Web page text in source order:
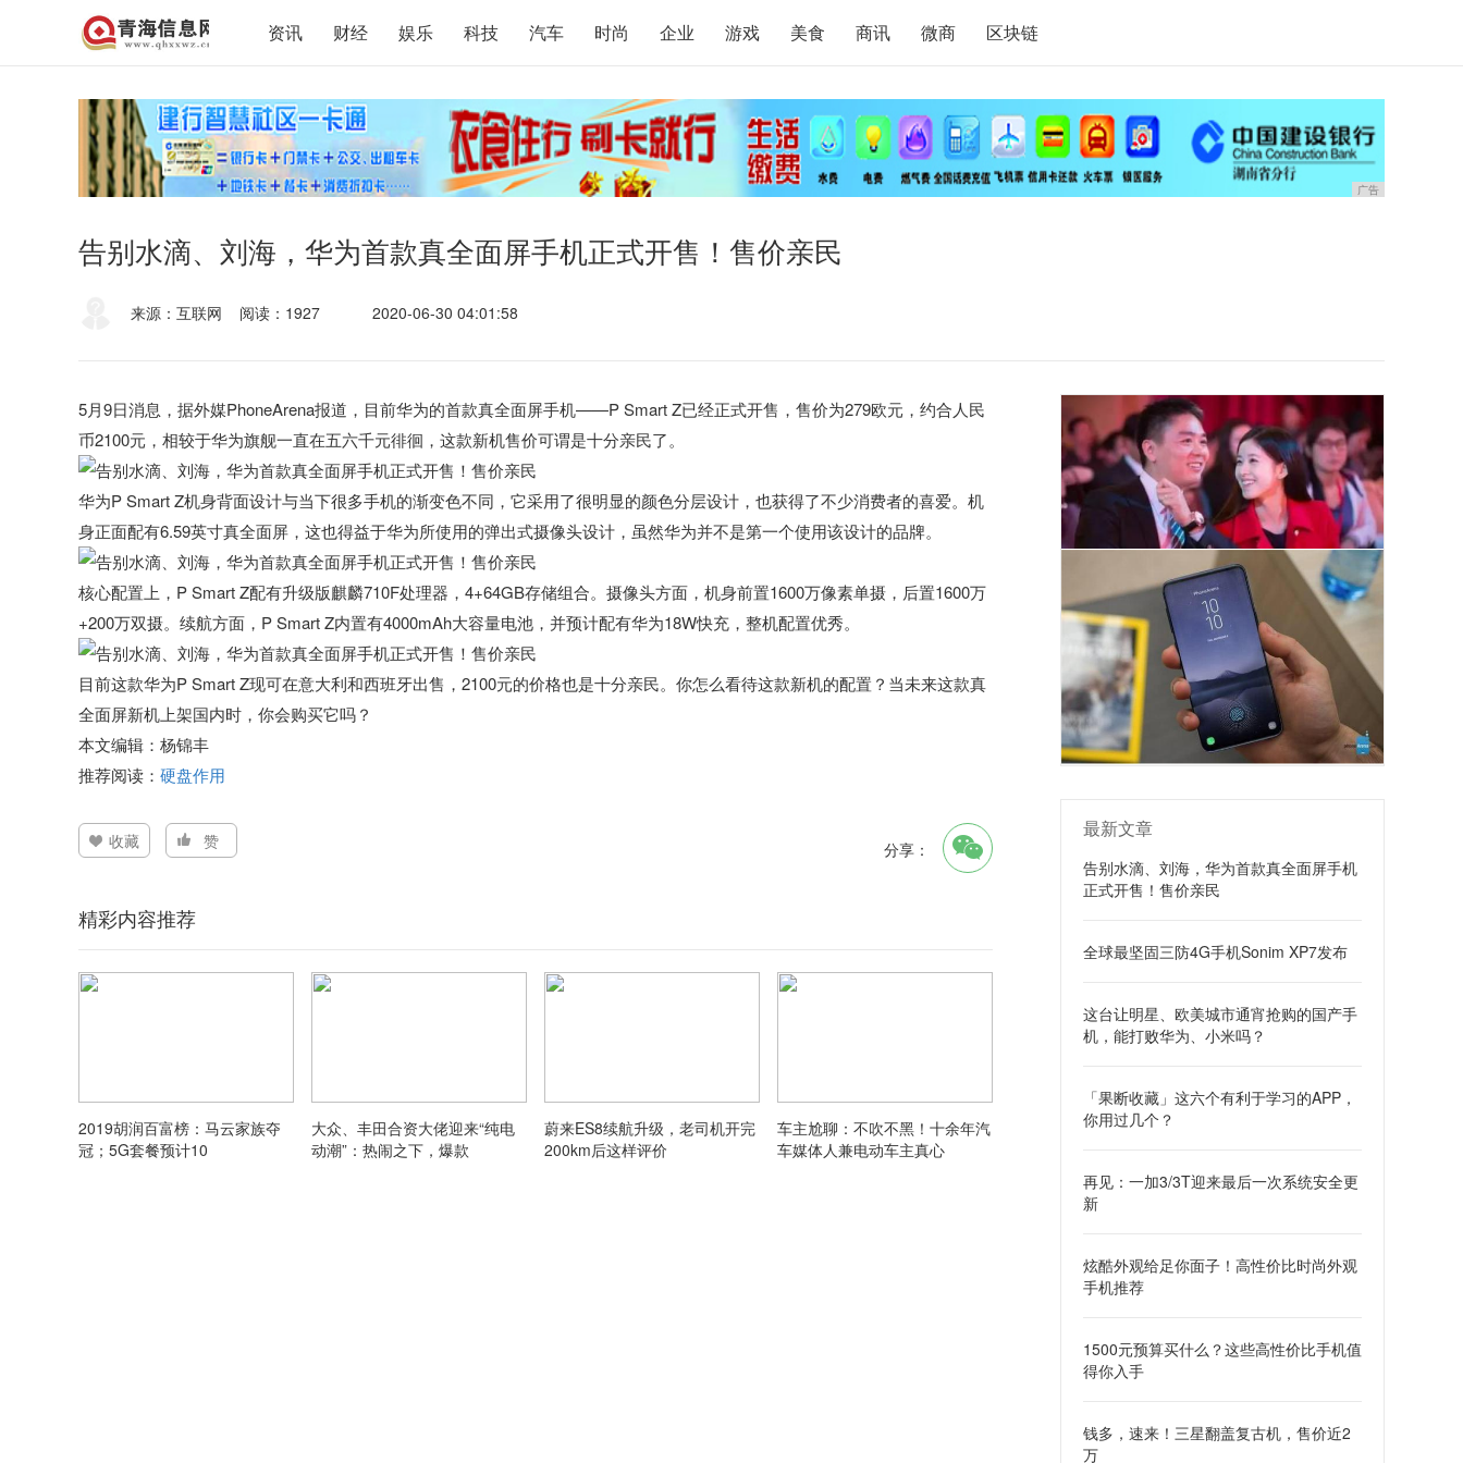
资讯 财经 娱乐 科技 汽车 时尚 企业 游戏 美食 商讯 微商 区块链
广告
告别水滴、刘海，华为首款真全面屏手机正式开售！售价亲民
来源：互联网 阅读：1927 2020-06-30 04:01:58
5月9日消息，据外媒PhoneArena报道，目前华为的首款真全面屏手机——P Smart Z已经正式开售，售价为279欧元，约合人民
币2100元，相较于华为旗舰一直在五六千元徘徊，这款新机售价可谓是十分亲民了。
华为P Smart Z机身背面设计与当下很多手机的渐变色不同，它采用了很明显的颜色分层设计，也获得了不少消费者的喜爱。机
身正面配有6.59英寸真全面屏，这也得益于华为所使用的弹出式摄像头设计，虽然华为并不是第一个使用该设计的品牌。
核心配置上，P Smart Z配有升级版麒麟710F处理器，4+64GB存储组合。摄像头方面，机身前置1600万像素单摄，后置1600万
+200万双摄。续航方面，P Smart Z内置有4000mAh大容量电池，并预计配有华为18W快充，整机配置优秀。
目前这款华为P Smart Z现可在意大利和西班牙出售，2100元的价格也是十分亲民。你怎么看待这款新机的配置？当未来这款真
全面屏新机上架国内时，你会购买它吗？
本文编辑：杨锦丰
推荐阅读： 硬盘作用
收藏 赞 分享：
精彩内容推荐
2019胡润百富榜：马云家族夺
冠；5G套餐预计10
大众、丰田合资大佬迎来“纯电
动潮”：热闹之下，爆款
蔚来ES8续航升级，老司机开完
200km后这样评价
车主尬聊：不吹不黑！十余年汽
车媒体人兼电动车主真心
最新文章
告别水滴、刘海，华为首款真全面屏手机
正式开售！售价亲民
全球最坚固三防4G手机Sonim XP7发布
这台让明星、欧美城市通宵抢购的国产手
机，能打败华为、小米吗？
「果断收藏」这六个有利于学习的APP，
你用过几个？
再见：一加3/3T迎来最后一次系统安全更
新
炫酷外观给足你面子！高性价比时尚外观
手机推荐
1500元预算买什么？这些高性价比手机值
得你入手
钱多，速来！三星翻盖复古机，售价近2
万